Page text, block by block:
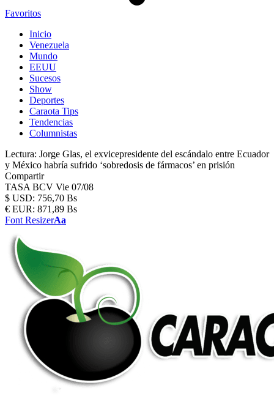
Favoritos
Inicio
Venezuela
Mundo
EEUU
Sucesos
Show
Deportes
Caraota Tips
Tendencias
Columnistas
Lectura: Jorge Glas, el exvicepresidente del escándalo entre Ecuador
y México habría sufrido ‘sobredosis de fármacos’ en prisión
Compartir
TASA BCV Vie 07/08
$ USD: 756,70 Bs
€ EUR: 871,89 Bs
Font ResizerAa